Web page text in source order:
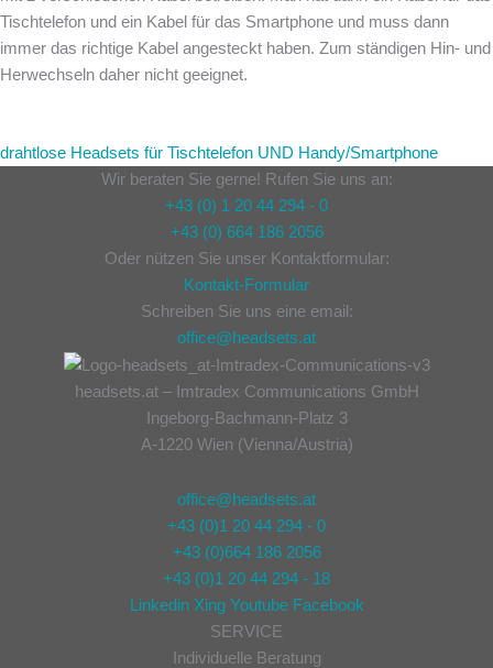
Tischtelefon und ein Kabel für das Smartphone und muss dann
immer das richtige Kabel angesteckt haben. Zum ständigen Hin- und
Herwechseln daher nicht geeignet.
drahtlose Headsets für Tischtelefon UND Handy/Smartphone
Wir beraten Sie gerne! Rufen Sie uns an:
+43 (0) 1 20 44 294 - 0
+43 (0) 664 186 2056
Oder nützen Sie unser Kontaktformular:
Kontakt-Formular
Schreiben Sie uns eine email:
office@headsets.at
headsets.at – Imtradex Communications GmbH
Ingeborg-Bachmann-Platz 3
A-1220 Wien (Vienna/Austria)
office@headsets.at
+43 (0)1 20 44 294 - 0
+43 (0)664 186 2056
+43 (0)1 20 44 294 - 18
Linkedin Xing Youtube Facebook
SERVICE
Individuelle Beratung